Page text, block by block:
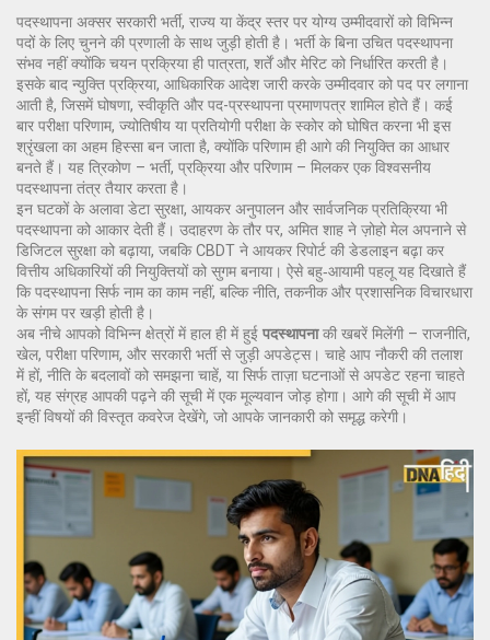
पदस्थापना अक्सर सरकारी भर्ती, राज्य या केंद्र स्तर पर योग्य उम्मीदवारों को विभिन्न
पदों के लिए चुनने की प्रणाली के साथ जुड़ी होती है। भर्ती के बिना उचित पदस्थापना
संभव नहीं क्योंकि चयन प्रक्रिया ही पात्रता, शर्तें और मेरिट को निर्धारित करती है।
इसके बाद न्युक्ति प्रक्रिया, आधिकारिक आदेश जारी करके उम्मीदवार को पद पर लगाना
आती है, जिसमें घोषणा, स्वीकृति और पद-प्रस्थापना प्रमाणपत्र शामिल होते हैं। कई
बार परीक्षा परिणाम, ज्योतिषीय या प्रतियोगी परीक्षा के स्कोर को घोषित करना भी इस
श्रृंखला का अहम हिस्सा बन जाता है, क्योंकि परिणाम ही आगे की नियुक्ति का आधार
बनते हैं। यह त्रिकोण – भर्ती, प्रक्रिया और परिणाम – मिलकर एक विश्वसनीय
पदस्थापना तंत्र तैयार करता है।
इन घटकों के अलावा डेटा सुरक्षा, आयकर अनुपालन और सार्वजनिक प्रतिक्रिया भी
पदस्थापना को आकार देती हैं। उदाहरण के तौर पर, अमित शाह ने ज़ोहो मेल अपनाने से
डिजिटल सुरक्षा को बढ़ाया, जबकि CBDT ने आयकर रिपोर्ट की डेडलाइन बढ़ा कर
वित्तीय अधिकारियों की नियुक्तियों को सुगम बनाया। ऐसे बहु‑आयामी पहलू यह दिखाते हैं
कि पदस्थापना सिर्फ नाम का काम नहीं, बल्कि नीति, तकनीक और प्रशासनिक विचारधारा
के संगम पर खड़ी होती है।
अब नीचे आपको विभिन्न क्षेत्रों में हाल ही में हुई पदस्थापनाकी खबरें मिलेंगी – राजनीति,
खेल, परीक्षा परिणाम, और सरकारी भर्ती से जुड़ी अपडेट्स। चाहे आप नौकरी की तलाश
में हों, नीति के बदलावों को समझना चाहें, या सिर्फ ताज़ा घटनाओं से अपडेट रहना चाहते
हों, यह संग्रह आपकी पढ़ने की सूची में एक मूल्यवान जोड़ होगा। आगे की सूची में आप
इन्हीं विषयों की विस्तृत कवरेज देखेंगे, जो आपके जानकारी को समृद्ध करेगी।